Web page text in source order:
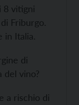
8 vitigni
Friburgo.
in Italia.
di
del vino?
a rischio di